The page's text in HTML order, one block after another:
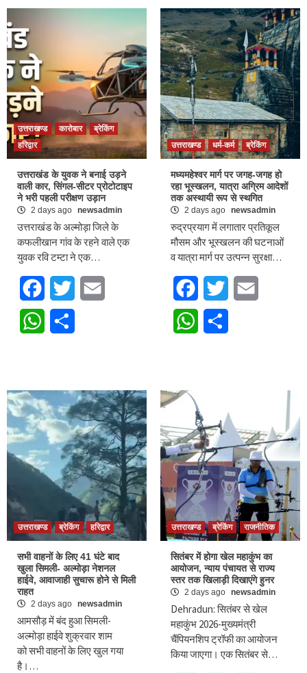
उत्तराखण्ड कारोबार
ब्रेकिंग
हरिद्वार
उत्तराखंड के युवक ने बनाई उड़ने
वाली कार, सिंगल-सीटर प्रोटोटाइप
ने भरी पहली परीक्षण उड़ान
2 days ago newsadmin
उत्तराखंड के अल्मोड़ा जिले के
कफलीखान गांव के रहने वाले एक
युवक रवि टम्टा ने एक…
FacebookTwitter
WhatsApp
उत्तराखण्ड धर्म-कर्म ब्रेकिंग
मध्यमहेश्वर मार्ग पर जगह-जगह हो
रहा भूस्खलन, यात्रा अग्रिम आदेशों
तक अस्थायी रूप से स्थगित
2 days ago newsadmin
रुद्रप्रयाग में लगातार प्रतिकूल
मौसम और भूस्खलन की घटनाओं
व यात्रा मार्ग पर उत्पन्न सुरक्षा…
FacebookTwitter
WhatsApp
उत्तराखण्ड ब्रेकिंग हरिद्वार
सभी वाहनों के लिए 41 घंटे बाद
खुला सिमली- अल्मोड़ा नेशनल
हाईवे, आवाजाही सुचारू होने से मिली
राहत
2 days ago newsadmin
आमसौड़ में बंद हुआ सिमली-
अल्मोड़ा हाईवे शुक्रवार शाम
को सभी वाहनों के लिए खुल गया
है।…
उत्तराखण्ड ब्रेकिंग राजनीतिक
सितंबर में होगा खेल महाकुंभ का
आयोजन, न्याय पंचायत से राज्य
स्तर तक खिलाड़ी दिखाएंगे हुनर
2 days ago newsadmin
Dehradun: सितंबर से खेल
महाकुंभ 2026-मुख्यमंत्री
चैंपियनशिप ट्रॉफी का आयोजन
किया जाएगा। एक सितंबर से…